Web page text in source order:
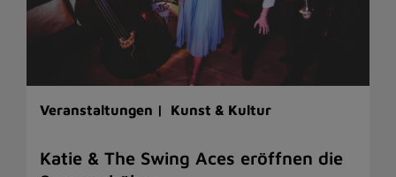
Veranstaltungen | Kunst & Kultur
Katie & The Swing Aces eröffnen die